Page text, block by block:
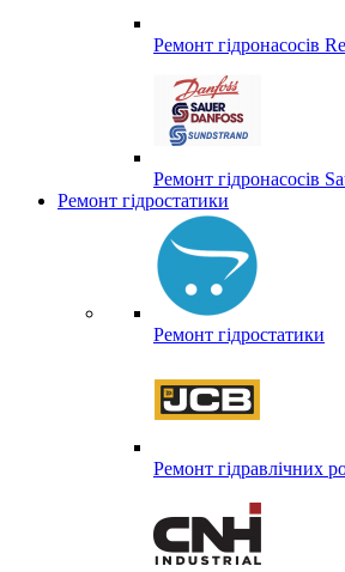
Ремонт гідронасосів
Ремонт гідронасосів
Ремонт гідростатики
Ремонт гідростатики
Ремонт гідравлічних